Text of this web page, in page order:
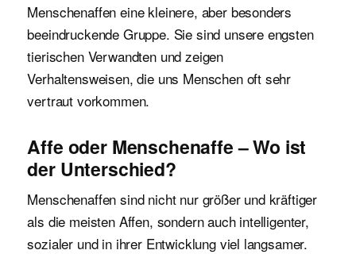
Menschenaffen eine kleinere, aber besonders
beeindruckende Gruppe. Sie sind unsere engsten
tierischen Verwandten und zeigen
Verhaltensweisen, die uns Menschen oft sehr
vertraut vorkommen.
Affe oder Menschenaffe – Wo ist
der Unterschied?
Menschenaffen sind nicht nur größer und kräftiger
als die meisten Affen, sondern auch intelligenter,
sozialer und in ihrer Entwicklung viel langsamer.